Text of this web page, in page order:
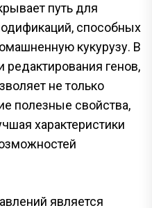
путь для
способных
кукурузу. В
редактирования генов,
не только
полезные свойства,
характеристики
является